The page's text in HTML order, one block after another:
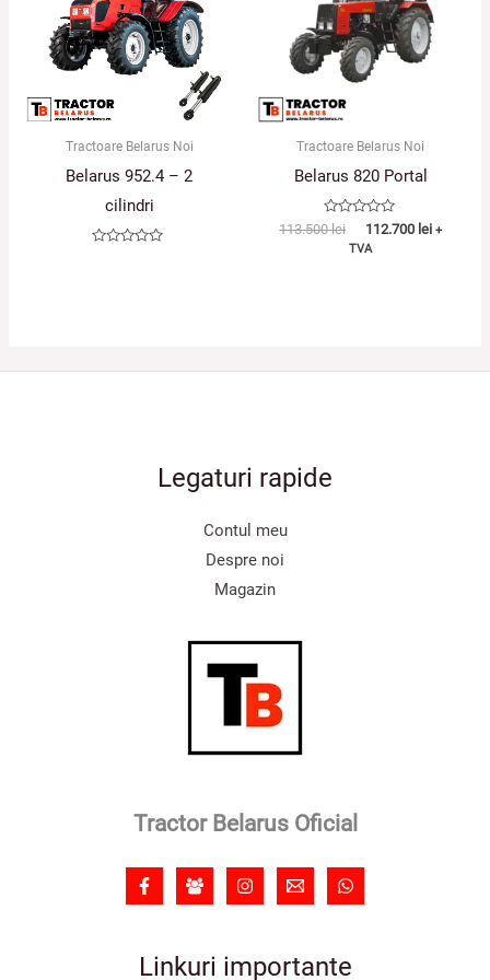
Tractoare Belarus Noi
Belarus 952.4 – 2
cilindri
Tractoare Belarus Noi
Belarus 820 Portal
Evaluat
la
113.500lei 112.700 lei +
TVA
Legaturi rapide
Contul meu
Despre noi
Magazin
Tractor Belarus Oficial
Linkuri importante